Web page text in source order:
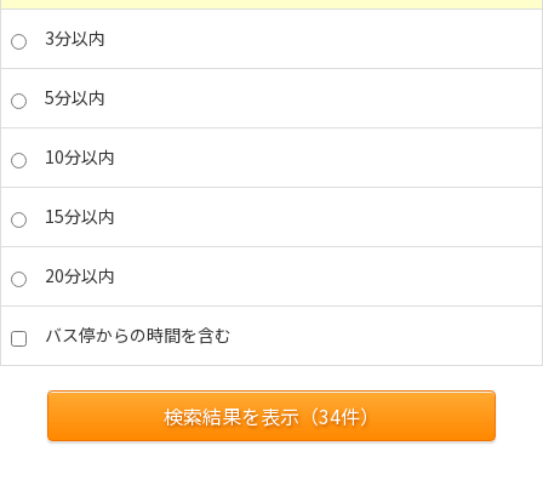
3分以内
5分以内
10分以内
15分以内
20分以内
バス停からの時間を含む
検索結果を表示（34件）